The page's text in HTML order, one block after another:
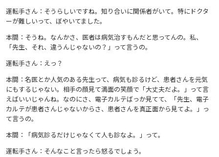
運転手さん：そうらしいですね。知り合いに関係者がいて。特にドクタ
ーが難しいって、ぼやいてました。
本間：そうね。なんかさ、医者は病気治すもんだと思ってんの。私、
「先生、それ、違うんじゃないの？」って言うの。
運転手さん：えっ？
本間：名医とか人気のある先生って、病気も診るけど、患者さんを元気
にもするじゃない。相手の顔見て満面の笑顔で「大丈夫だよ。」って言
えばいいじゃんね。なのにさ、電子カルテばっか見てて、「先生、電子
カルテが患者さんじゃないからさ、患者さんを真正面から見てよ。」っ
て言うの。
本間：「病気診るだけじゃなくて人も診なよ。」って。
運転手さん：そんなこと言ったら怒るでしょう。